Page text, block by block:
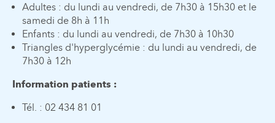
Adultes : du lundi au vendredi, de 7h30 à 15h30 et le
samedi de 8h à 11h
Enfants : du lundi au vendredi, de 7h30 à 10h30
Triangles d'hyperglycémie : du lundi au vendredi, de
7h30 à 12h
Information patients :
Tél. : 02 434 81 01